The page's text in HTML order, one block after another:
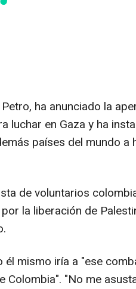
ha anunciado la
luchar en Gaza y ha
países del mundo a
de voluntarios
la liberación de
mismo iría a "ese
"No me